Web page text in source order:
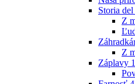
Storia
Z
Z
Záplavy